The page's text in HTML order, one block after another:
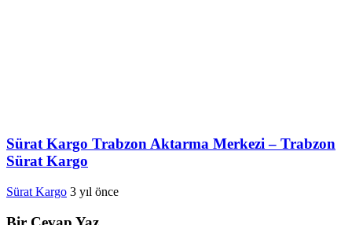
Sürat Kargo Trabzon Aktarma Merkezi – Trabzon
Sürat Kargo
Sürat Kargo 3 yıl önce